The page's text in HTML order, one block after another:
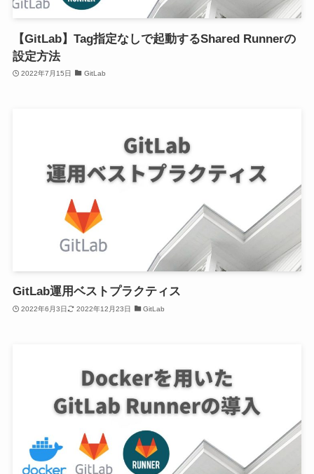
【GitLab】Tag指定なしで起動するShared Runnerの
設定方法
2022年7月15日 GitLab
GitLab運用ベストプラクティス
2022年6月3日 2022年12月23日 GitLab